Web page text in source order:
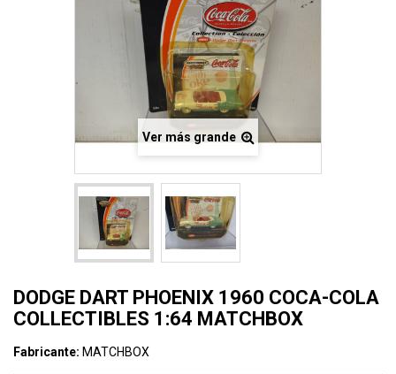
Ver más grande
DODGE DART PHOENIX 1960 COCA-COLA
COLLECTIBLES 1:64 MATCHBOX
Fabricante: MATCHBOX